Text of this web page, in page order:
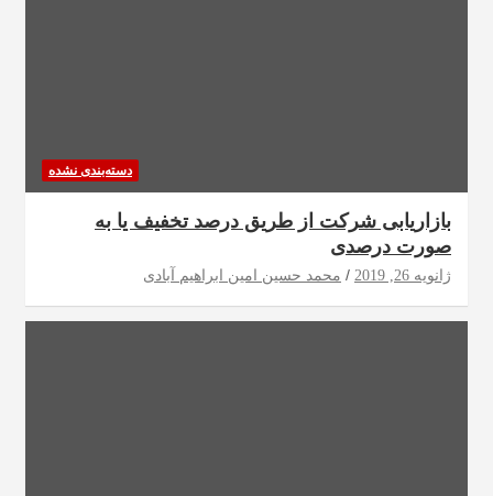
دسته‌بندی نشده
بازاریابی شرکت از طریق درصد تخفیف یا به
صورت درصدی
ژانویه 26, 2019 محمد حسین امین ابراهیم آبادی